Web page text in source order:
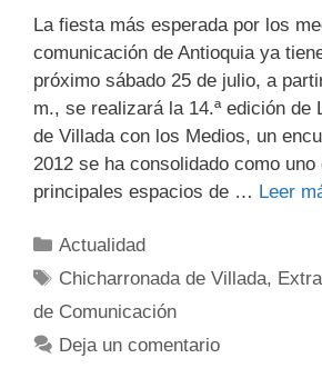
La fiesta más esperada por los
comunicación de Antioquia ya
próximo sábado 25 de julio, a
m., se realizará la 14.ª edición de
de Villada con los Medios, un
2012 se ha consolidado como uno
principales espacios de … Leer
Actualidad
Chicharronada de Villada,
de Comunicación
Deja un comentario